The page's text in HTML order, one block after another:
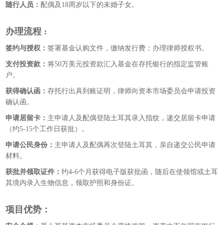
随行人员： 配偶及18周岁以下的未婚子女。
办理流程 :
签约与授权：签署基金认购文件，缴纳发行费；办理律师授权书。
支付投资款：将50万美元投资款汇入基金在存托银行的指定监管账
户。
获得确认函：存托行出具到账证明，律师向资本市场委员会申请投资
确认函。
申请居留卡： 主申请人及配偶登陆土耳其录入指纹，递交居留卡申请
（约5-15个工作日获批）。
申请公民身份： 主申请人及配偶再次登陆土耳其，亲自递交公民申请
材料。
获批并领取证件：约4-6个月获得电子版获批函，随后在使领馆或土耳
其境内录入生物信息，领取护照和身份证。
项目优势：